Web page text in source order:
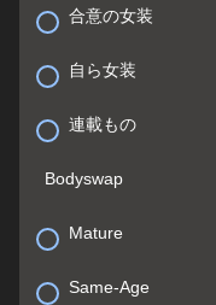
合意の女装
自ら女装
連載もの
Bodyswap
Mature
Same-Age